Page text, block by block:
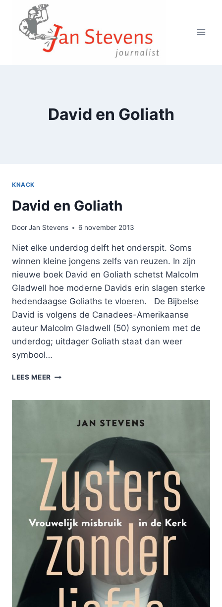
Doorgaan
inhoud
David en Goliath
KNACK
David en Goliath
DoorJan Stevens 6 november 2013
Niet elke underdog delft het onderspit. Soms
winnen kleine jongens zelfs van reuzen. In zijn
nieuwe boek David en Goliath schetst Malcolm
Gladwell hoe moderne Davids erin slagen sterke
hedendaagse Goliaths te vloeren. De Bijbelse
David is volgens de Canadees-Amerikaanse
auteur Malcolm Gladwell (50) synoniem met de
underdog; uitdager Goliath staat dan weer
symbool…
LEES MEER DAVID